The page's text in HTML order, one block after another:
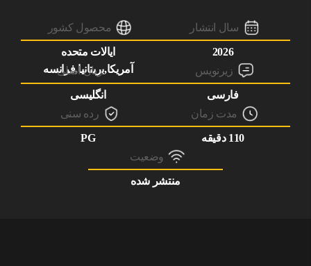
سال انتشار
2026
محصول کشور
ایالات متحده
آمریکا,بریتانیا,فرانسه
زیرنویس
فارسی
زبان اصلی
انگلیسی
مدت زمان
110 دقیقه
رده سنی
PG
وضعیت
منتشر شده